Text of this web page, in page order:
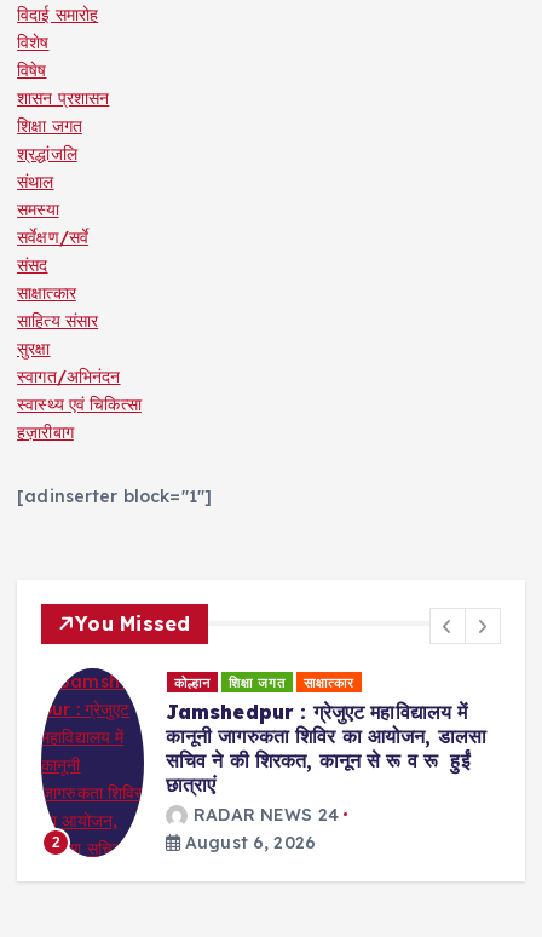
विदाई समारोह
विशेष
विषेष
शासन प्रशासन
शिक्षा जगत
श्रद्धांजलि
संथाल
समस्या
सर्वेक्षण/सर्वे
संसद
साक्षात्कार
साहित्य संसार
सुरक्षा
स्वागत/अभिनंदन
स्वास्थ्य एवं चिकित्सा
हज़ारीबाग
[adinserter block="1"]
You Missed
3
कोल्हान धर्म समाज शिक्षा जगत
Badajamda : बड़ा जामदा क्षेत्र में टाटा
स्टील के सहयोग व दयानंद एंग्लो वैदिक संस्था
के संचालन में डीएवी स्कूल खोले जाने की मांग
RADAR NEWS 24
August 6, 2026